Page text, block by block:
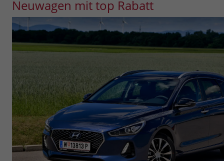
Neuwagen mit top Rabatt